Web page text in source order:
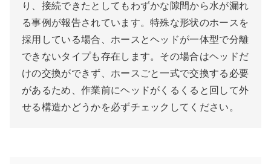
り、接続できたとしてもわずかな隙間から水が漏れ
る事例が報告されています。特殊な形状のホースを
採用している場合、ホースとヘッドが一体型で分離
できないタイプも存在します。その場合はヘッドだ
けの交換ができず、ホースごと一式で交換する必要
があるため、作業前にヘッドがくるくると回して外
せる構造かどうかを必ずチェックしてください。